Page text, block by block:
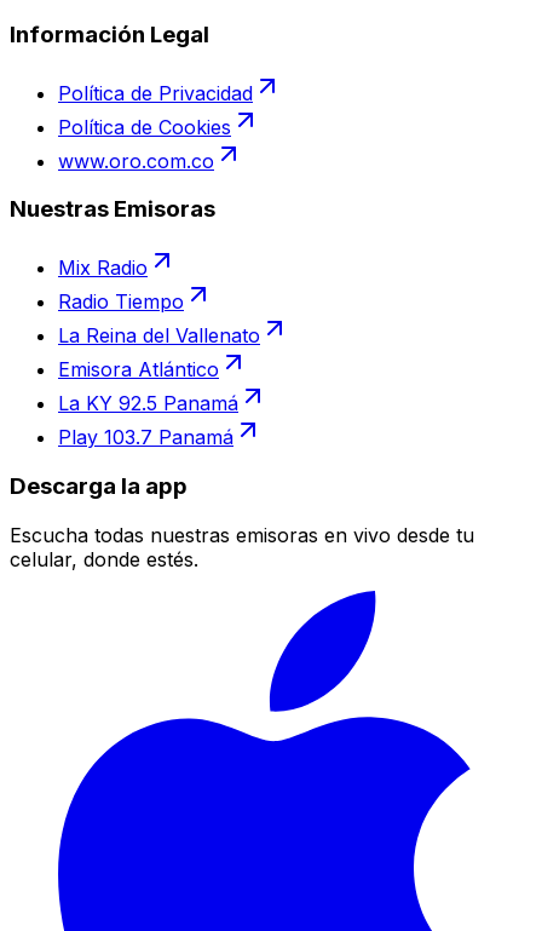
Información Legal
Política de Privacidad
Política de Cookies
www.oro.com.co
Nuestras Emisoras
Mix Radio
Radio Tiempo
La Reina del Vallenato
Emisora Atlántico
La KY 92.5 Panamá
Play 103.7 Panamá
Descarga la app
Escucha todas nuestras emisoras en vivo desde tu
celular, donde estés.